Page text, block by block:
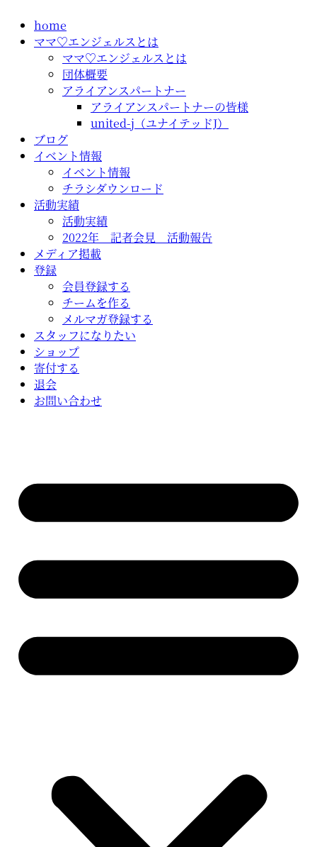
home
ママ♡エンジェルスとは
ママ♡エンジェルスとは
団体概要
アライアンスパートナー
アライアンスパートナーの皆様
united-j（ユナイテッドJ）
ブログ
イベント情報
イベント情報
チラシダウンロード
活動実績
活動実績
2022年 記者会見 活動報告
メディア掲載
登録
会員登録する
チームを作る
メルマガ登録する
スタッフになりたい
ショップ
寄付する
退会
お問い合わせ